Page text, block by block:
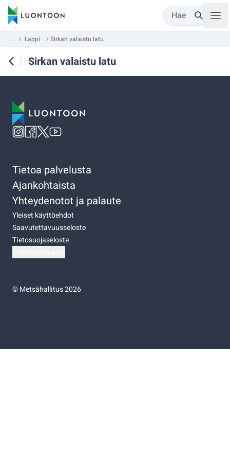
Hae
... Lappi Sirkan valaistu latu
Sirkan valaistu latu
Tietoa palvelusta
Ajankohtaista
Yhteydenotot ja palaute
Yleiset käyttöehdot
Saavutettavuusseloste
Tietosuojaseloste
©Metsähallitus 2026